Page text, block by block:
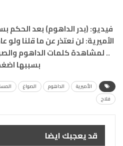
فيديو: (بدر الداهوم) بعد الحكم
الأميرية: لن نعتذر عن ما قلنا ولو
.. لمشاهدة كلمات الداهوم
بسببها
الأميرية الداهوم الصواغ
فلاح
قد يعجبك ايضا